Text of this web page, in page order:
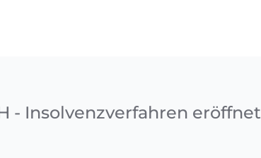
- Insolvenzverfahren eröffnet